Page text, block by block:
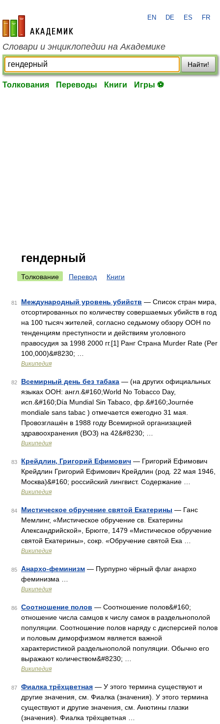
academic.ru
EN DE ES FR
Словари и энциклопедии на Академике
Найти!
Толкования Переводы Книги Игры ⚽
гендерный
Толкование Перевод Книги
81 Международный уровень убийств — Список стран мира,
отсортированных по количеству совершаемых убийств в год
на 100 тысяч жителей, согласно седьмому обзору ООН по
тенденциям преступности и действиям уголовного
правосудия за 1998 2000 гг.[1] Ранг Страна Murder Rate (Per
100,000)&#8230; …
Википедия
82 Всемирный день без табака — (на других официальных
языках ООН: англ.&#160;World No Tobacco Day,
исп.&#160;Día Mundial Sin Tabaco, фр.&#160;Journée
mondiale sans tabac ) отмечается ежегодно 31 мая.
Провозглашён в 1988 году Всемирной организацией
здравоохранения (ВОЗ) на 42&#8230; …
Википедия
83 Крейдлин, Григорий Ефимович — Григорий Ефимович
Крейдлин Григорий Ефимович Крейдлин (род. 22 мая 1946,
Москва)&#160; российский лингвист. Содержание …
Википедия
84 Мистическое обручение святой Екатерины — Ганс
Мемлинг, «Мистическое обручение св. Екатерины
Александрийской», Брюгге, 1479 «Мистическое обручение
святой Екатерины», сокр. «Обручение святой Ека …
Википедия
85 Анархо-феминизм — Пурпурно чёрный флаг анархо
феминизма …
Википедия
86 Соотношение полов — Соотношение полов&#160;
отношение числа самцов к числу самок в раздельнополой
популяции. Соотношение полов наряду с дисперсией полов
и половым диморфизмом является важной
характеристикой раздельнополой популяции. Обычно его
выражают количеством&#8230; …
Википедия
87 Фиалка трёхцветная — У этого термина существуют и
другие значения, см. Фиалка (значения). У этого термина
существуют и другие значения, см. Анютины глазки
(значения). Фиалка трёхцветная …